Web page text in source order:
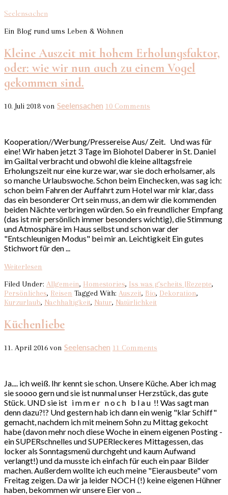
Seelensachen
Ein Blog rund ums Leben & Wohnen
Kleine Auszeit mit hohem Erholungsfaktor,
oder: wie wir nun auch zu einem Vogel
gekommen sind.
10. Juli 2018 von Seelensachen 10 Comments
Kooperation//Werbung/Pressereise Aus/ Zeit. Und was für
eine! Wir haben jetzt 3 Tage im Biohotel Daberer in St. Daniel
im Gailtal verbracht und obwohl die kleine alltagsfreie
Erholungszeit nur eine kurze war, war sie doch erholsamer, als
so manche Urlaubswoche. Schon beim Einchecken, was sag ich:
schon beim Fahren der Auffahrt zum Hotel war mir klar, dass
das ein besonderer Ort sein muss, an dem wir die kommenden
beiden Nächte verbringen würden. So ein freundlicher Empfang
(das ist mir persönlich immer besonders wichtig), die Stimmung
und Atmosphäre im Haus selbst und schon war der
"Entschleunigen Modus" bei mir an. Leichtigkeit Ein gutes
Stichwort für den ...
Weiterlesen
Filed Under: Allgemein, Homestories, Iss was g`scheits |Rezepte,
Persönliches, Reisen Tagged With: Auszeit, Bio, Dekoration,
Kurzurlaub, Nachhaltigkeit, Natur, Natürlichkeit
Küchenliebe
11. April 2016 von Seelensachen 11 Comments
Ja.... ich weiß. Ihr kennt sie schon. Unsere Küche. Aber ich mag
sie soooo gern und sie ist nunmal unser Herzstück, das gute
Stück. UND sie ist i m m e r n o c h b l a u !! Was sagt man
denn dazu?!? Und gestern hab ich dann ein wenig "klar Schiff"
gemacht, nachdem ich mit meinem Sohn zu Mittag gekocht
habe (davon mehr noch diese Woche in einem eigenen Posting -
ein SUPERschnelles und SUPERleckeres Mittagessen, das
locker als Sonntagsmenü durchgeht und kaum Aufwand
verlangt!) und da musste ich einfach für euch ein paar Bilder
machen. Außerdem wollte ich euch meine "Eierausbeute" vom
Freitag zeigen. Da wir ja leider NOCH (!) keine eigenen Hühner
haben, bekommen wir unsere Eier von ...